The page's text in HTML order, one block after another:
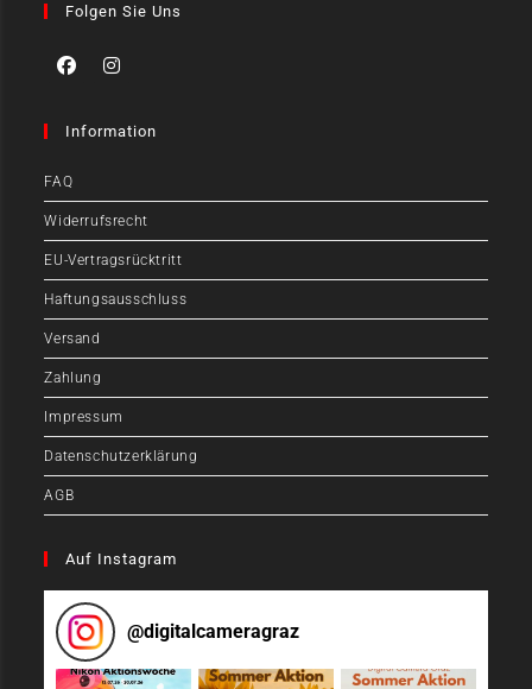
Folgen Sie Uns
Information
FAQ
Widerrufsrecht
EU-Vertragsrücktritt
Haftungsausschluss
Versand
Zahlung
Impressum
Datenschutzerklärung
AGB
Auf Instagram
@digitalcameragraz